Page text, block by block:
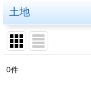
土地
0件